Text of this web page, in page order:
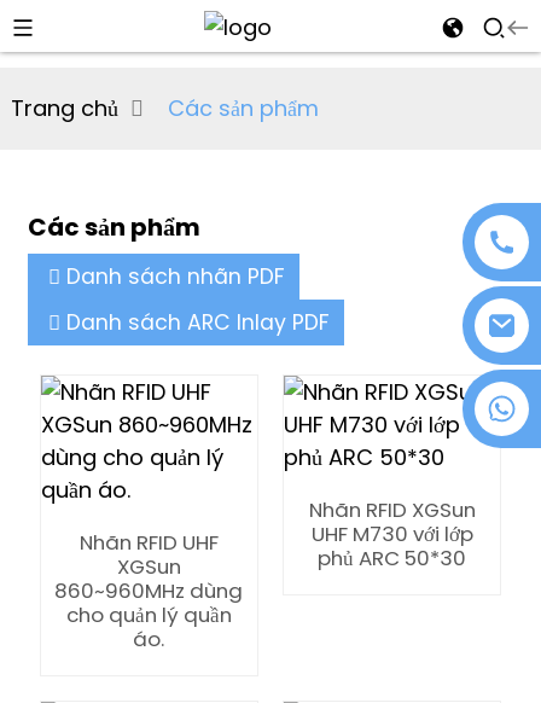
+86 18076372139
Trang chủ Các sản phẩm
Các sản phẩm
Danh sách nhãn PDF
Danh sách ARC Inlay PDF
Nhãn RFID UHF
XGSun
860~960MHz dùng
cho quản lý quần
áo.
Nhãn RFID XGSun
UHF M730 với lớp
phủ ARC 50*30